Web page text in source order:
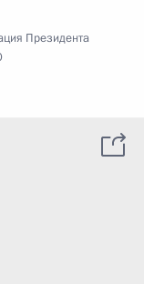
Президента